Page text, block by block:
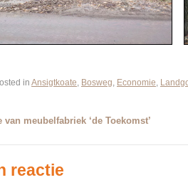
in Ansigtkoate, Bosweg, Economie,
van meubelfabriek ‘de Toekomst’
reactie